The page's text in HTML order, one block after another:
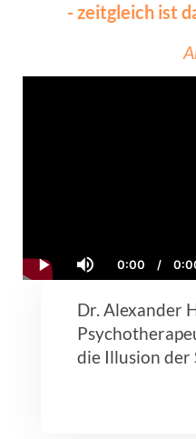
- zeitgleich ist
Play Mute
Current
Time
0:00 /
Dr. Alexander
die